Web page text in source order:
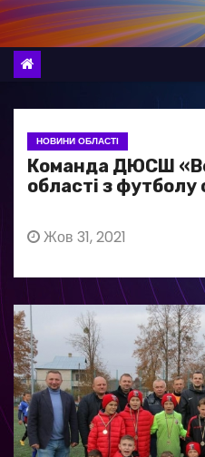
в
НОВИНИ ОБЛАСТІ
Команда ДЮСШ
області з футболу
Жов 31, 2021